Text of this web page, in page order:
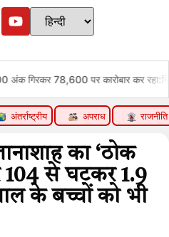
पर कारोबार कर रहा:निफ्टी 50 अंक
अंतर्राष्ट्रीय अपराध राजनीति
का ‘ठोक
104 से घटकर 1.9
के बच्चों को भी